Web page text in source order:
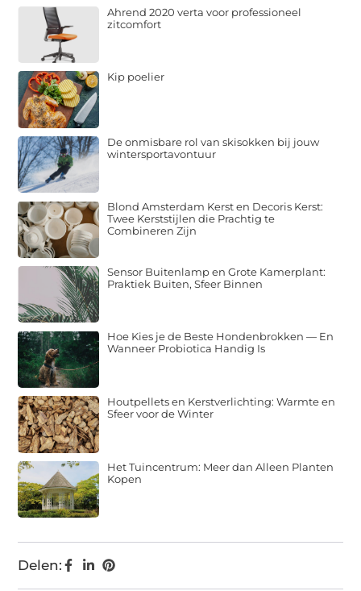
Delen:
Ahrend 2020 verta voor professioneel
zitcomfort
Kip poelier
De onmisbare rol van skisokken bij jouw
wintersportavontuur
Blond Amsterdam Kerst en Decoris Kerst:
Twee Kerststijlen die Prachtig te
Combineren Zijn
Sensor Buitenlamp en Grote Kamerplant:
Praktiek Buiten, Sfeer Binnen
Hoe Kies je de Beste Hondenbrokken — En
Wanneer Probiotica Handig Is
Houtpellets en Kerstverlichting: Warmte en
Sfeer voor de Winter
Het Tuincentrum: Meer dan Alleen Planten
Kopen